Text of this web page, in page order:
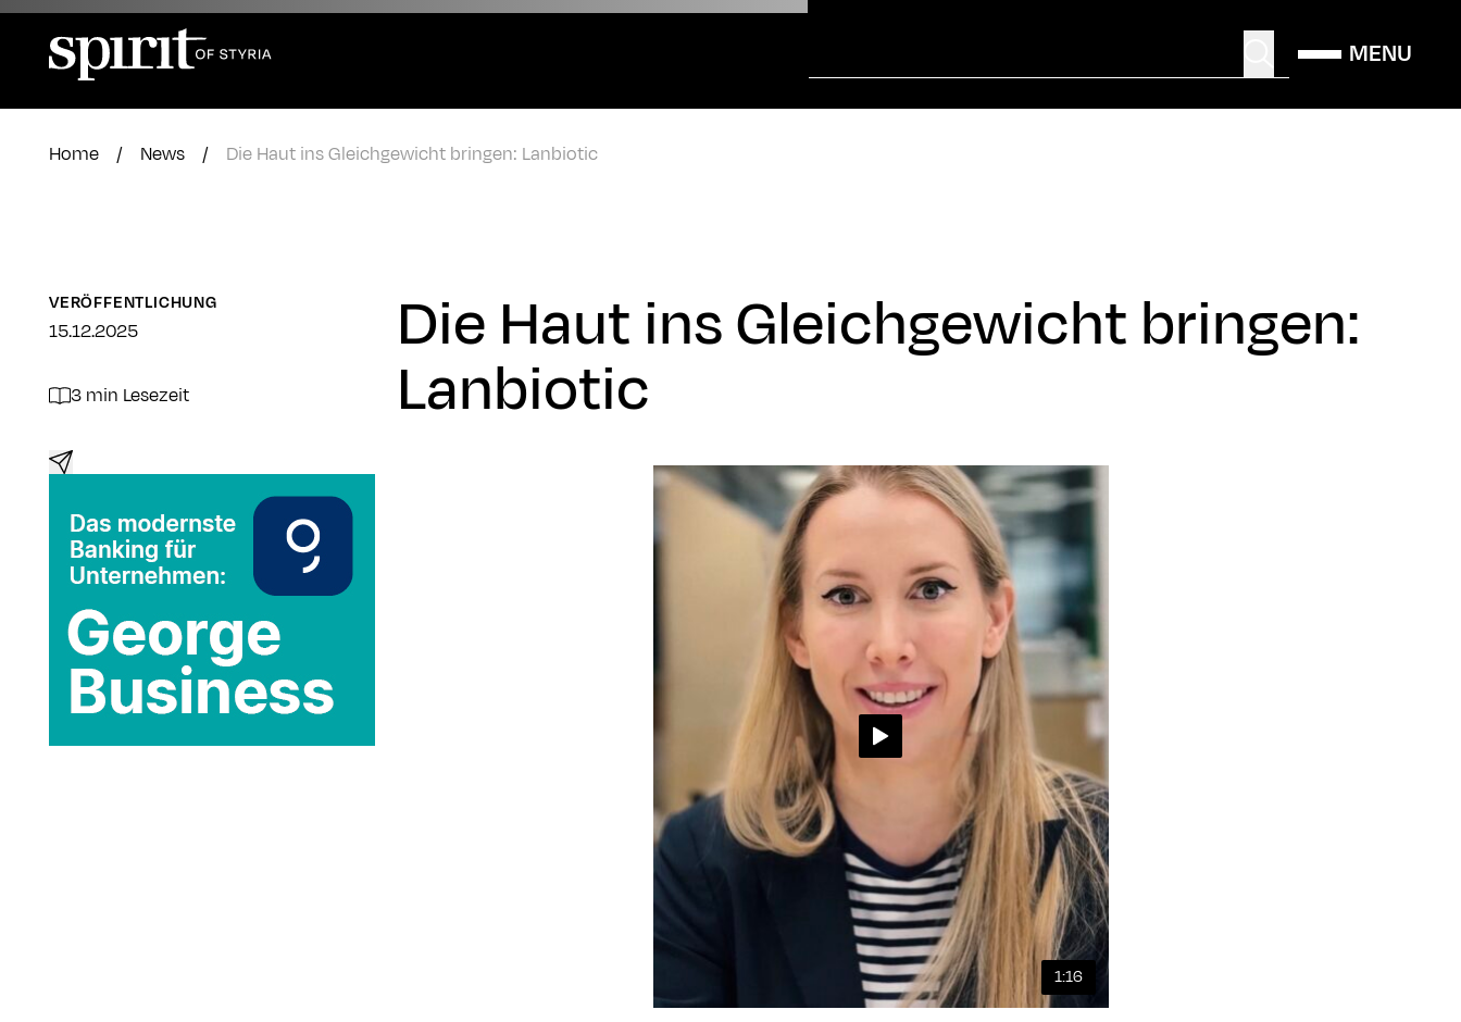
Zum
springen
MENU
Home / News / Die Haut ins Gleichgewicht bringen: Lanbiotic
VERÖFFENTLICHUNG
15.12.2025
3 min Lesezeit
Die Haut ins Gleichgewicht bringen:
Lanbiotic
1:16